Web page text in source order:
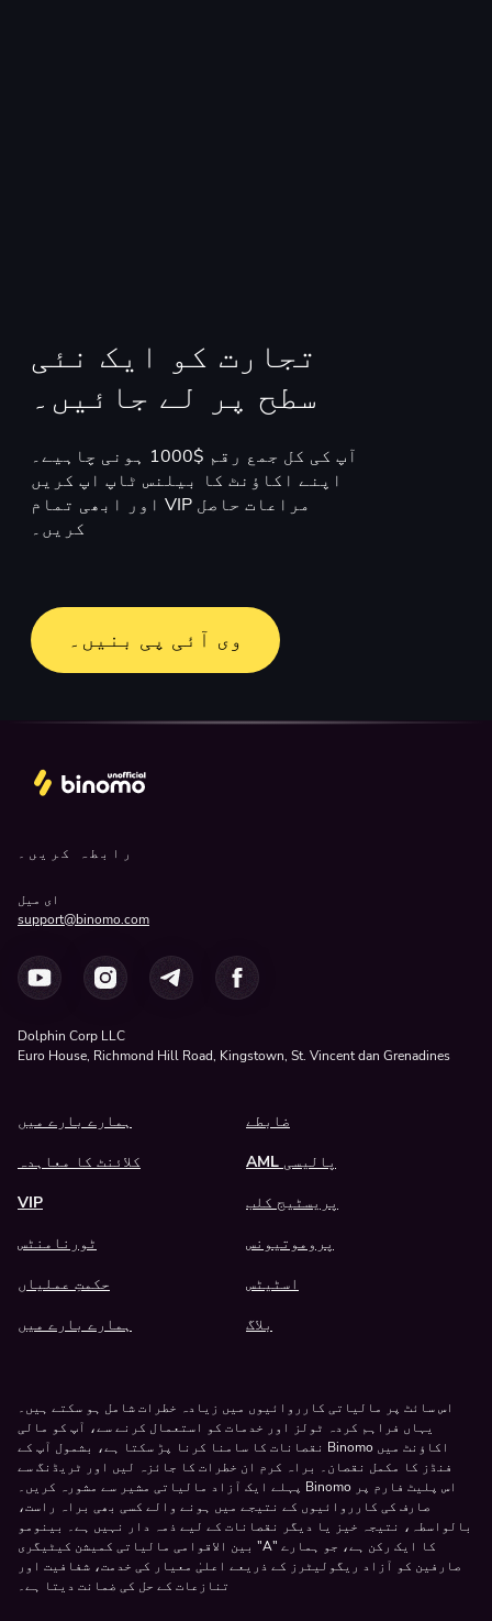
تجارت کو ایک نئی
سطح پر لے جائیں۔
آپ کی کل جمع رقم $1000 ہونی چاہیے۔
اپنے اکاؤنٹ کا بیلنس ٹاپ اپ کریں
اور ابھی تمام VIP مراعات حاصل
کریں۔
وی آئی پی بنیں۔
رابطہ کریں۔
ای میل
support@binomo.com
Dolphin Corp LLC
Euro House, Richmond Hill Road, Kingstown, St. Vincent dan Grenadines
ہمارے بارے میں
ضابطے
کلائنٹ کا معاہدہ
AML پالیسی
VIP
پریسٹیج کلب
ٹورنامنٹس
پروموتیونس
حکمتِ عملیاں
اسٹیٹس
ہمارے بارے میں
بلاگ
اس سائٹ پر مالیاتی کارروائیوں میں زیادہ خطرات شامل ہو سکتے ہیں۔
یہاں فراہم کردہ ٹولز اور خدمات کو استعمال کرنے سے، آپ کو مالی
نقصانات کا سامنا کرنا پڑ سکتا ہے، بشمول آپ کے Binomo اکاؤنٹ میں
فنڈز کا مکمل نقصان۔ براہ کرم ان خطرات کا جائزہ لیں اور ٹریڈنگ سے
Binomo
صارف کی کارروائیوں کے نتیجے میں ہونے والے کسی بھی براہ راست،
بالواسطہ، نتیجہ خیز یا دیگر نقصانات کے لیے ذمہ دار نہیں ہے۔ بینومو
بین الاقوامی مالیاتی کمیشن کیٹیگری "A" کا ایک رکن ہے، جو ہمارے
صارفین کو آزاد ریگولیٹرز کے ذریعے اعلیٰ معیار کی خدمت، شفافیت اور
تنازعات کے حل کی ضمانت دیتا ہے۔